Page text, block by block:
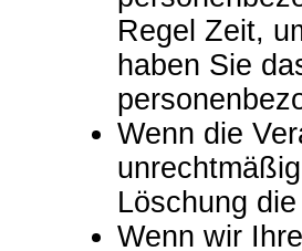
Regel Zeit,
haben Sie
Wenn die
Löschung
Wenn wir